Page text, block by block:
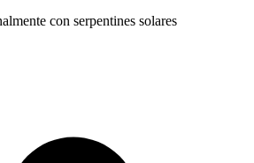
con serpentines solares